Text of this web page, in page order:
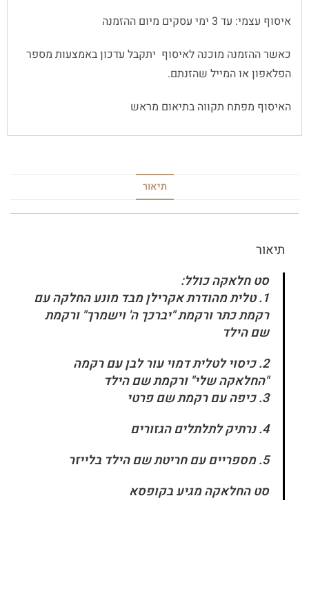
איסוף עצמי: עד 3 ימי עסקים מיום ההזמנה
כאשר ההזמנה מוכנה לאיסוף יתקבל עדכון באמצעות מספר
הפלאפון או המייל שהזנתם.
האיסוף מפתח תקווה בתיאום מראש
תיאור
תיאור
סט חלאקה כולל:
1. טלית מהודרת אקרילן מבד מונע החלקה עם
רקמת כתר ורקמת "יברכך ה' וישמרך"ורקמת
שם הילד
2. כיסוי לטלית דמוי עור לבן עם רקמה
"החלאקה שלי" ורקמת שם הילד
3. כיפה עם רקמת שם פרטי
4. נרתיק לתלתלים הגזורים
5. מספריים עם חריטת שם הילד בלייזר
סט החלאקה מגיע בקופסא